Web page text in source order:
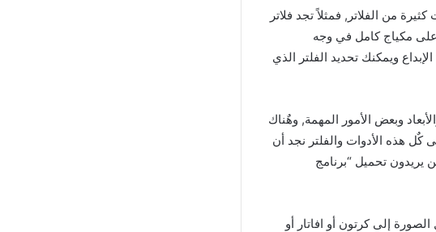
كثيرة من الفلاتر, فمثلاً تجد فلاتر
على مكياج كامل في وجه
ويمكنك تحديد الفلتر الذي
وبعض الأمور المهمة, وهٌناك
كٌل هذه الأدوات والفلتر نجد أن
يريدون تحميل “برنامج
إلى كرتون أو افاتار أو